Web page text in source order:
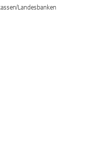
Landesbanken